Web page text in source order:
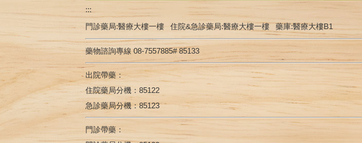
:::
門診藥局:醫療大樓一樓 住院&急診藥局:醫療大樓一樓 藥庫:醫療大樓B1
藥物諮詢專線 08-7557885# 85133
出院帶藥：
住院藥局分機：85122
急診藥局分機：85123
門診帶藥：